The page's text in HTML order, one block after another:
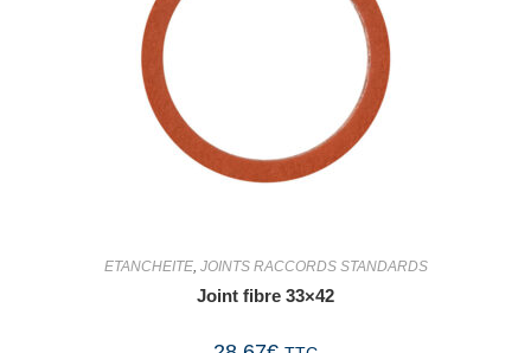
ETANCHEITE, JOINTS RACCORDS STANDARDS
Joint fibre 33×42